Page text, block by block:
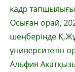
кадр
Осыған орай,
шеңберінде
университетін
Альфия